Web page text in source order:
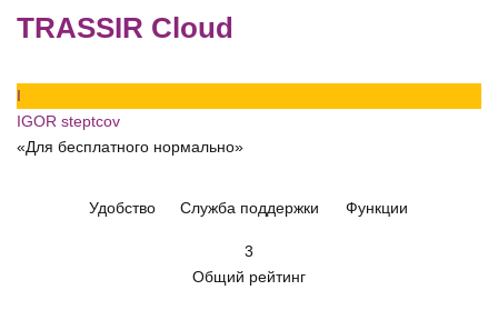
TRASSIR Cloud
I
IGOR steptcov
«Для бесплатного нормально»
Удобство Служба поддержки Функции
3
Общий рейтинг